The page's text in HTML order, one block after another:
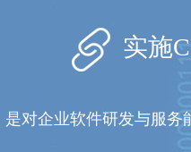
实施
对企业软件研发与服务